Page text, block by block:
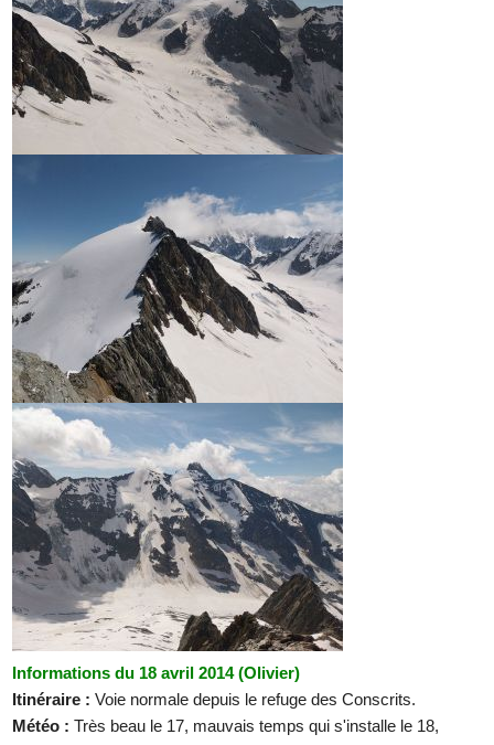
Informations du 18 avril 2014 (Olivier)
Itinéraire : Voie normale depuis le refuge des Conscrits.
Météo : Très beau le 17, mauvais temps qui s'installe le 18,